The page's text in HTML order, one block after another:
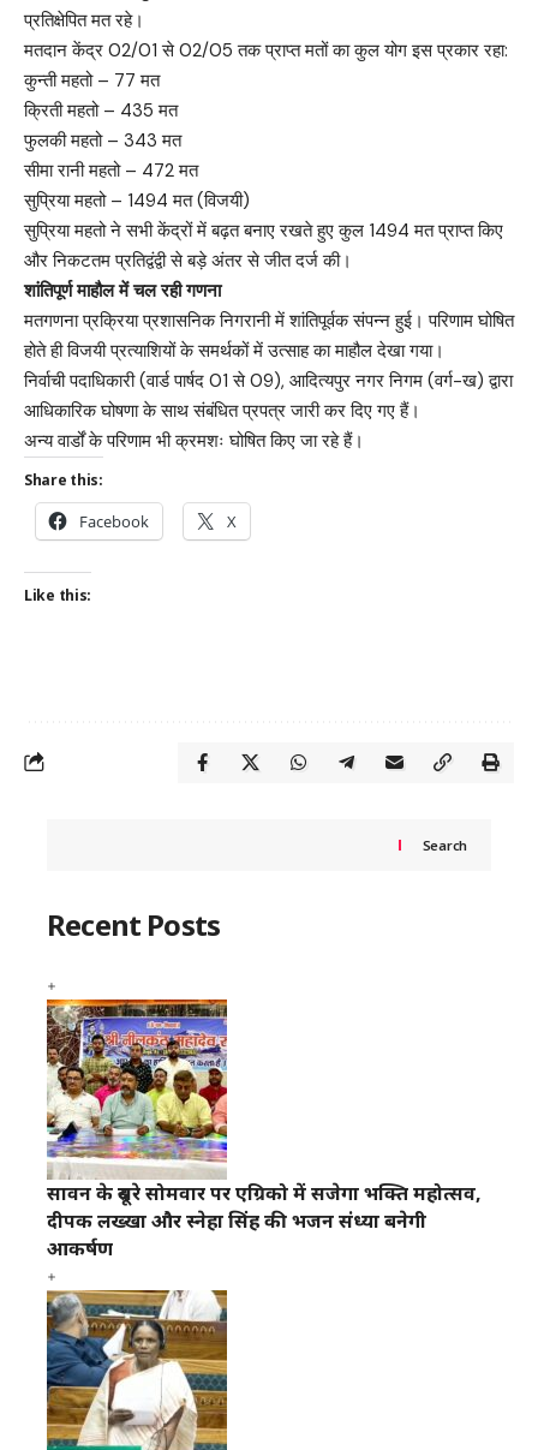
प्रतिक्षेपित मत रहे।
मतदान केंद्र 02/01 से 02/05 तक प्राप्त मतों का कुल योग इस प्रकार रहा:
कुन्ती महतो – 77 मत
क्रिती महतो – 435 मत
फुलकी महतो – 343 मत
सीमा रानी महतो – 472 मत
सुप्रिया महतो – 1494 मत (विजयी)
सुप्रिया महतो ने सभी केंद्रों में बढ़त बनाए रखते हुए कुल 1494 मत प्राप्त किए
और निकटतम प्रतिद्वंद्वी से बड़े अंतर से जीत दर्ज की।
शांतिपूर्ण माहौल में चल रही गणना
मतगणना प्रक्रिया प्रशासनिक निगरानी में शांतिपूर्वक संपन्न हुई। परिणाम घोषित
होते ही विजयी प्रत्याशियों के समर्थकों में उत्साह का माहौल देखा गया।
निर्वाची पदाधिकारी (वार्ड पार्षद 01 से 09), आदित्यपुर नगर निगम (वर्ग-ख) द्वारा
आधिकारिक घोषणा के साथ संबंधित प्रपत्र जारी कर दिए गए हैं।
अन्य वार्डों के परिणाम भी क्रमशः घोषित किए जा रहे हैं।
Share this:
Facebook X
Like this:
Search
Recent Posts
सावन के दूसरे सोमवार पर एग्रिको में सजेगा भक्ति महोत्सव,
दीपक लख्खा और स्नेहा सिंह की भजन संध्या बनेगी
आकर्षण